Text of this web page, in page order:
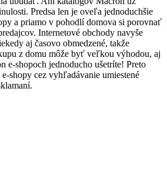
Predsa len je oveľa jednoduchšie
a priamo v pohodlí domova si porovnať
Internetové obchody navyše
aj časovo obmedzené, takže
z domu môže byť veľkou výhodou, aj
e-shopoch jednoducho ušetríte! Preto
shopy cez vyhľadávanie umiestené